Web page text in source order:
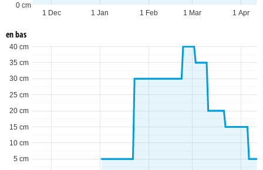
1 Dec 1 Jan 1 Feb 1 Mar 1 Apr
0 cm
en bas
5 cm
10 cm
15 cm
20 cm
25 cm
30 cm
35 cm
40 cm